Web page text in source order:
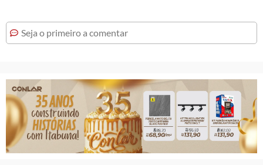
Seja o primeiro a comentar